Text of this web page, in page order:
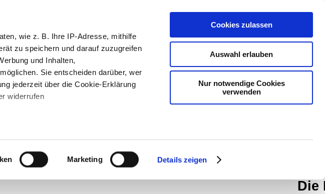
wie z. B. Ihre IP-Adresse, mithilfe
zu speichern und darauf zuzugreifen
und Inhalten,
Sie entscheiden darüber, wer
jederzeit über die Cookie-Erklärung
widerrufen
(Fingerprinting) identifizieren
werden, und legen Sie Ihre
Marketing Details zeigen
Cookies zulassen
Auswahl erlauben
Nur notwendige Cookies
verwenden
-
Die